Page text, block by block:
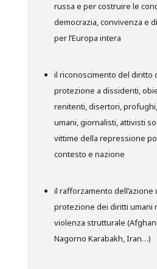
russa e per costruire le
democrazia, convivenza e
per l’Europa intera
il riconoscimento del diritto
protezione a dissidenti,
renitenti, disertori,
umani, giornalisti, attivisti
vittime della repressione
contesto e nazione
il rafforzamento dell’azione
protezione dei diritti umani
violenza strutturale
Nagorno Karabakh, Iran…)